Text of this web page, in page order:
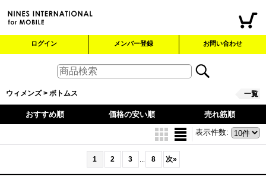
ログイン メンバー登録 お問い合わせ
ウィメンズ > ボトムス 一覧
おすすめ順 価格の安い順
売れ筋順
表示件数:
1 2 3 8 次»